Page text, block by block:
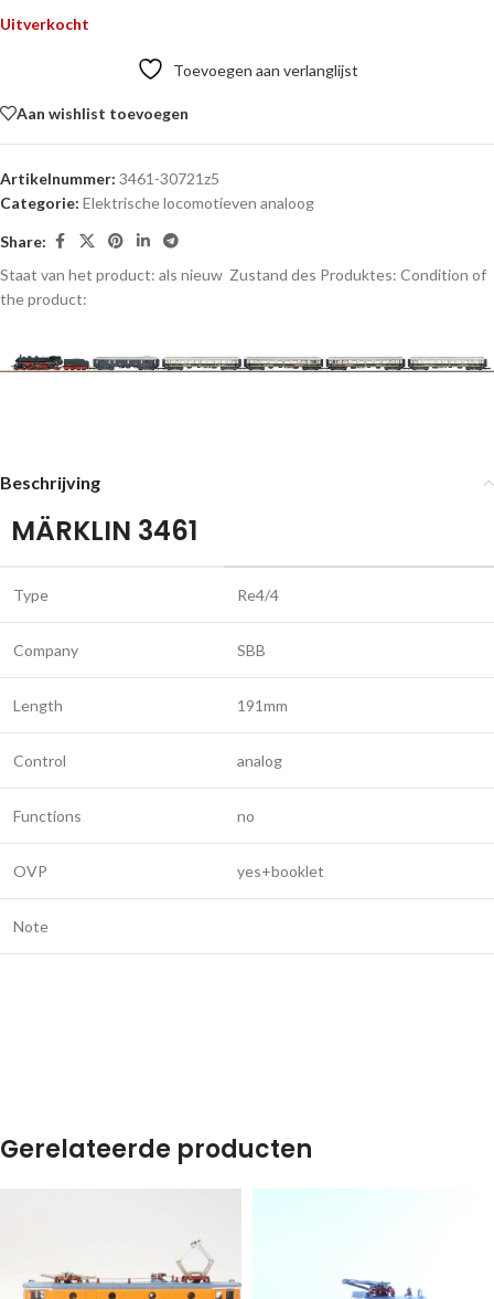
Uitverkocht
Toevoegen aan verlanglijst
Aan wishlist toevoegen
Artikelnummer: 3461-30721z5
Categorie: Elektrische locomotieven analoog
Share:
Staat van het product: als nieuw Zustand des Produktes: Condition of
the product:
Beschrijving
MÄRKLIN 3461
Type Re4/4
Company SBB
Length 191mm
Control analog
Functions no
OVP yes+booklet
Note
Gerelateerde producten